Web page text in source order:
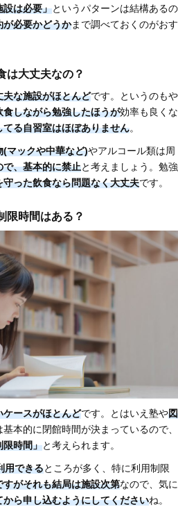
設は必要」というパターンは結構あるの
が必要かどうかまで調べておくのがおす
は大丈夫なの？
な施設がほとんどです。というのもや
しながら勉強したほうが効率も良くな
てる自習室はほぼありません。
(マックや中華など)やアルコール類は周
で、基本的に禁止と考えましょう。勉強
守った飲食なら問題なく大丈夫です。
限時間はある？
ケースがほとんどです。とはいえ塾や図
基本的に閉館時間が決まっているので、
限時間」と考えられます。
用できるところが多く、特に利用制限
すがそれも結局は施設次第なので、気に
から申し込むようにしてくださいね。